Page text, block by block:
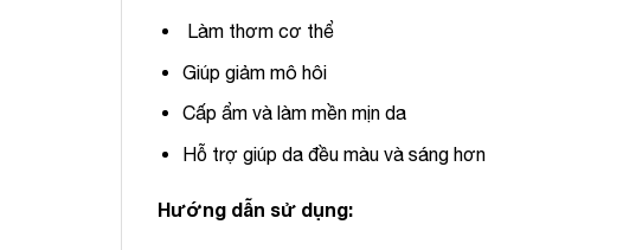
Làm thơm cơ thể
Giúp giảm mô hôi
Cấp ẩm và làm mền mịn da
Hỗ trợ giúp da đều màu và sáng hơn
Hướng dẫn sử dụng: